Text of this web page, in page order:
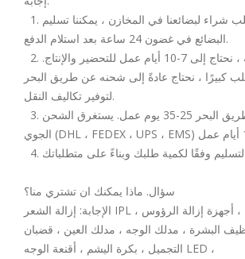
1. إذا قمت بوضع طلب شراء لبضائعنا في المخازن ، يمكننا تسليم
البضائع في غضون 24 ساعة بعد استلام الدفع.
2. إذا تم تخصيصه ، نحتاج إلى 7-10 أيام عمل للتحضير والإنتاج.
كبيرًا ، نحتاج عادةً إلى شحنه عن طريق البحر
لتوفير تكاليف النقل.
3. عموما ، عن طريق البحر 25-35 يوم عمل. يستغرق الشحن
سؤال. ماذا يمكنك ان تشتري منا؟
الإجابة: إزالة الشعر IPL ، فرش تنظيف الوجه ، أجهزة إزالة الرؤوس
البشرة ، مدلك الوجه ، مدلك العين ، قضبان
التجميل ، بكرة اليشم ، أقنعة الوجه LED ،